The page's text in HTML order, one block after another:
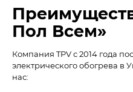
Пол Всем»
Компания TPV с 2014 года
электрического обогрева
нас: